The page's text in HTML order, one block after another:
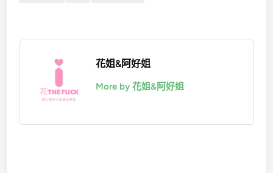
花姐&阿好姐
More by 花姐&阿好姐